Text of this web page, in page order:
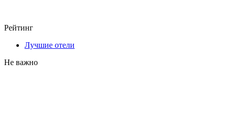
Рейтинг
Лучшие отели
Не важно